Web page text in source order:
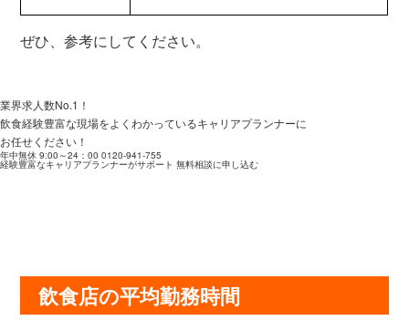
ぜひ、参考にしてください。
業界求人数No.1！
飲食経験豊富な現場をよくわかっているキャリアプランナーに
お任せください！
年中無休 9:00～24：00 0120-941-755
経験豊富なキャリアプランナーがサポート 無料相談に申し込む
飲食店の平均勤務時間